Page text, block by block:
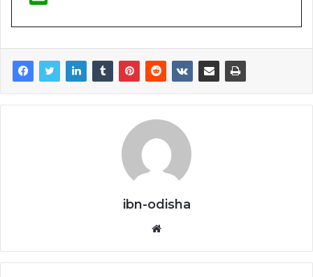
ibn-odisha
Website